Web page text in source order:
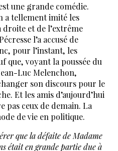
une grande comédie.
a tellement imité les
et de l’extrême
l’a accusé de
pour l’instant, les
que, voyant la poussée du
Luc Melenchon,
son discours pour le
Et les amis d’aujourd’hui
pas ceux de demain. La
de vie en politique.
que la défaite de Madame
était en grande partie due à